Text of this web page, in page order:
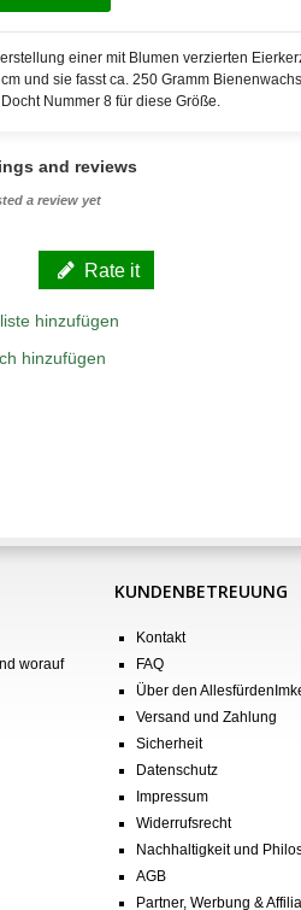
einer mit Blumen verzierten
und sie fasst ca. 250 Gramm
Nummer 8 für diese Größe.
and reviews
a review yet
Rate it
hinzufügen
hinzufügen
worauf
KUNDENBETREUUNG
Kontakt
FAQ
Über den
Versand und Zahlung
Sicherheit
Datenschutz
Impressum
Widerrufsrecht
Nachhaltigkeit und
AGB
Partner, Werbung &